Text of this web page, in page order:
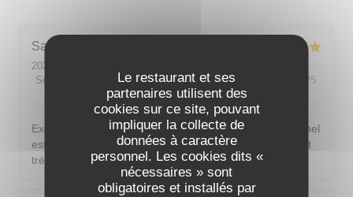
Le restaurant et ses
partenaires utilisent des
cookies sur ce site, pouvant
impliquer la collecte de
données à caractère
personnel. Les cookies dits «
nécessaires » sont
obligatoires et installés par
Sarah-Lou
2026-08-03
Service
Ambiance: 5/5 Cuisine: 5/5 Qualité / Prix /5
Excellent ! Tout est délicieux, bien présentés, le personnel
est vraiment au top : accueillant, souriant, attentionné et
très professionnel. Je recommande sans hésiter !